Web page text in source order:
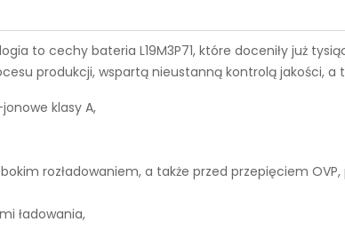
to cechy bateria L19M3P71, które doceniły już
produkcji, wspartą nieustanną kontrolą jakości,
klasy A,
rozładowaniem, a także przed przepięciem
ładowania,